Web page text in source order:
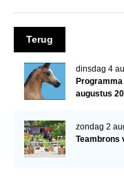
Dekhengsten
Hengstenselectie
ZADEL 2026
Terug
dinsdag 4
augustus
zondag 2
Teambrons